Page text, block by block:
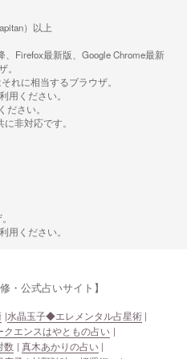
）以上
、Firefox最新版、Google Chrome最新
。
れに相当するブラウザ。
用ください。
さい。
非対応です。
用ください。
・公式占いサイト】
水晶玉子◆エレメンタル占星術
クエンスはやともの占い
数
真木あかりの占い